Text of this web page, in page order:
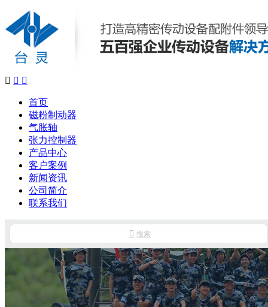
  
首页
磁粉制动器
气胀轴
张力控制器
产品中心
客户案例
新闻资讯
公司简介
联系我们
 搜索